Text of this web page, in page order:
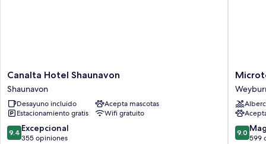
Canalta
Hotel
Shaunavon
Shaunavon
Canalta Hotel Shaunavon
Shaunavon
Desayuno incluido
Acepta mascotas
Estacionamiento gratis
Wifi gratuito
9.4
de
9.4 Excepcional
355 opiniones
Microtel
Inn
&
Suites
by
9.0
de
9.0
599